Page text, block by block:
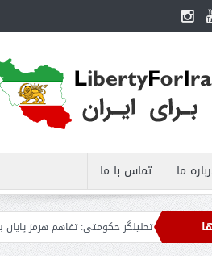
ما تماس با ما
تحلیلگر حکومتی: تفاهم هرمز پایان بحران